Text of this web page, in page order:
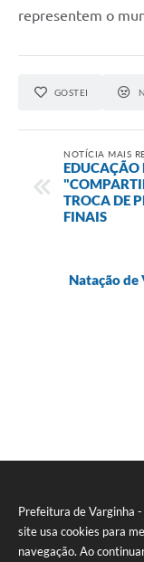
Prefeitura de Varginha
site usa cookies para
navegação. Ao
representem o
GOSTEI
NOTÍCIA MAIS
EDUCAÇÃO
TROCA DE
FINAIS
Natação de